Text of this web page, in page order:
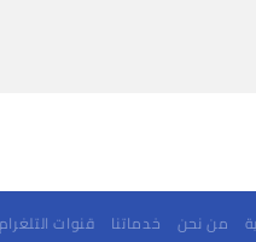
من نحن خدماتنا قنوات التلغرام